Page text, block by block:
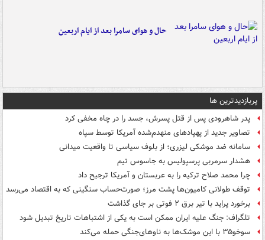
حال و هوای سامرا بعد از ایام اربعین
پربازدیدترین ها
پدر شاهرودی پس از قتل پسرش، جسد را در چاه مخفی کرد
تصاویر جدید از پهپادهای منهدم‌شده آمریکا توسط سپاه
سامانه ضد موشکی لیزری؛ از بلوف سیاسی تا واقعیت میدانی
هشدار سرمربی پرسپولیس به جاسوس تیم
چرا محمد صلاح ترکیه را به عربستان و آمریکا ترجیح داد
توقف طولانی کامیون‌ها پشت مرز؛ صورت‌حساب سنگینی که به اقتصاد می‌رسد
برخورد پراید با تیر برق ۲ فوتی بر جای گذاشت
تلگراف: جنگ علیه ایران ممکن است به یکی از اشتباهات تاریخ تبدیل شود
سوخو۳۵ با این موشک‌ها به ناوهای‌جنگی حمله می‌کند